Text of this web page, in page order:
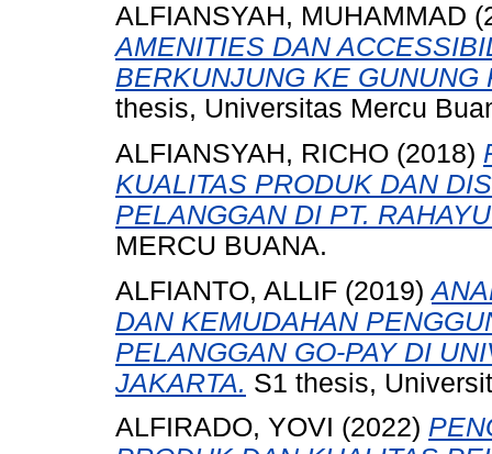
ALFIANSYAH, MUHAMMAD
AMENITIES DAN
BERKUNJUNG KE GUNUNG
thesis, Universitas Mercu
ALFIANSYAH, RICHO (2018)
KUALITAS PRODUK DAN
PELANGGAN DI PT.
MERCU BUANA.
ALFIANTO, ALLIF (2019)
DAN KEMUDAHAN
PELANGGAN GO-PAY DI
JAKARTA. S1 thesis,
ALFIRADO, YOVI (2022)